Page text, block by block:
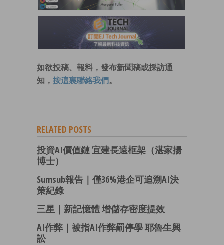
如欲投稿、報料，發布新聞稿或採訪通
知， 按這裏聯絡我們 。
RELATED POSTS
投資AI價值鏈 宜建長遠框架（湛家揚
博士）
Sumsub報告｜僅36%港企可追溯AI決
策紀錄
三星｜新記憶體 增儲存密度提效
AI作弊｜被指AI作弊罰停學 耶魯生興
訟